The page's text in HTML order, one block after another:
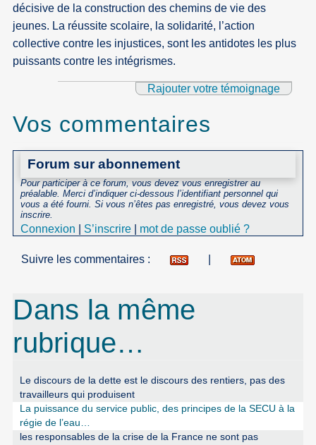
décisive de la construction des chemins de vie des
jeunes. La réussite scolaire, la solidarité, l’action
collective contre les injustices, sont les antidotes les plus
puissants contre les intégrismes.
Rajouter votre témoignage
Vos commentaires
Forum sur abonnement
Pour participer à ce forum, vous devez vous enregistrer au
préalable. Merci d’indiquer ci-dessous l’identifiant personnel qui
vous a été fourni. Si vous n’êtes pas enregistré, vous devez vous
inscrire.
Connexion S’inscrire mot de passe oublié ?
Suivre les commentaires :
Dans la même
rubrique…
Le discours de la dette est le discours des rentiers, pas des
travailleurs qui produisent
La puissance du service public, des principes de la SECU à la
régie de l’eau…
les responsables de la crise de la France ne sont pas